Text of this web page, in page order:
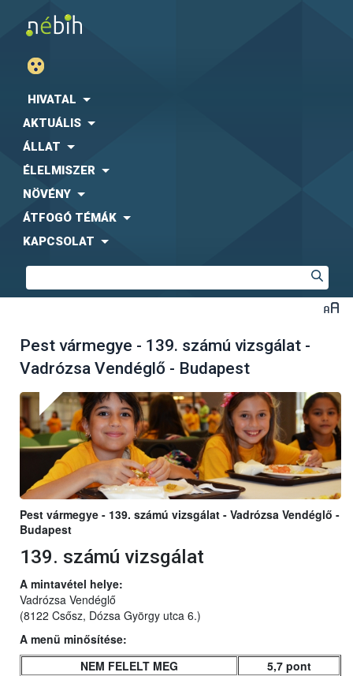
HIVATAL
AKTUÁLIS
ÁLLAT
ÉLELMISZER
NÖVÉNY
ÁTFOGÓ TÉMÁK
KAPCSOLAT
Pest vármegye - 139. számú vizsgálat -
Vadrózsa Vendéglő - Budapest
Pest vármegye - 139. számú vizsgálat - Vadrózsa Vendéglő -
Budapest
139. számú vizsgálat
A mintavétel helye:
Vadrózsa Vendéglő
(8122 Csősz, Dózsa György utca 6.)
A menü minősítése:
NEM FELELT MEG
5,7 pont